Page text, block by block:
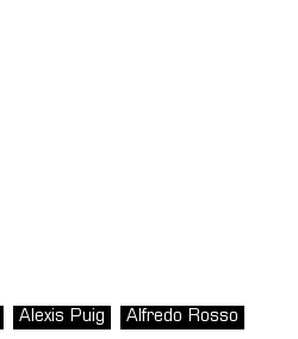
Alexis Puig Alfredo Rosso